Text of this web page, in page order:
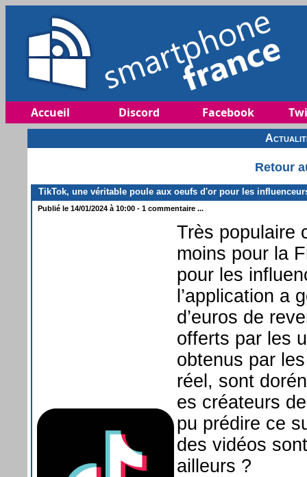
Accueil Discord Facebook
Retour
TikTok, une véritable poule aux oeufs d'or pour les
Publié le 14/01/2024 à 10:00 - 1 commentaire ...
Très populaire
moins pour la
pour les
l’application a
d’euros de
offerts par les
obtenus par
réel, sont
es créateurs
pu prédire ce
des vidéos
ailleurs ?